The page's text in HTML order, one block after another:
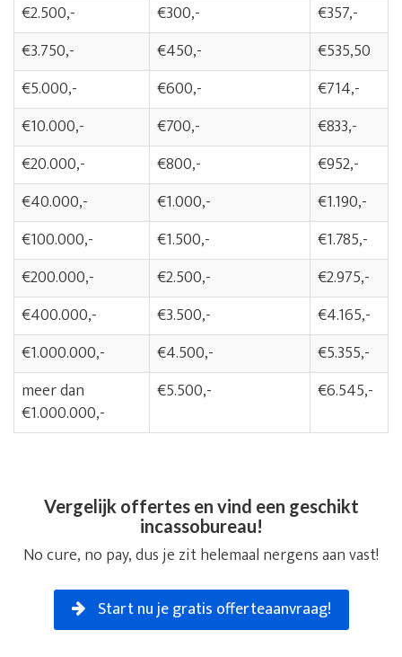
€2.500,-
€300,-
€357,-
€3.750,-
€450,-
€535,50
€5.000,-
€600,-
€714,-
€10.000,-
€700,-
€833,-
€20.000,-
€800,-
€952,-
€40.000,-
€1.000,-
€1.190,-
€100.000,-
€1.500,-
€1.785,-
€200.000,-
€2.500,-
€2.975,-
€400.000,-
€3.500,-
€4.165,-
€1.000.000,-
€4.500,-
€5.355,-
meer dan
€1.000.000,-
€5.500,- €6.545,-
Vergelijk offertes en vind een geschikt
incassobureau!
No cure, no pay, dus je zit helemaal nergens aan vast!
Start nu je gratis offerteaanvraag!